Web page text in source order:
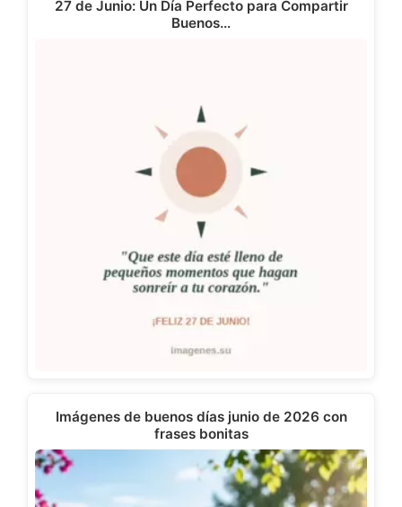
27 de Junio: Un Día Perfecto para Compartir
Buenos…
Imágenes de buenos días junio de 2026 con
frases bonitas